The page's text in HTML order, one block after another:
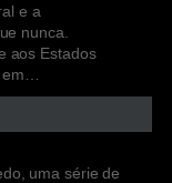
e a
nunca.
aos Estados
uma série de